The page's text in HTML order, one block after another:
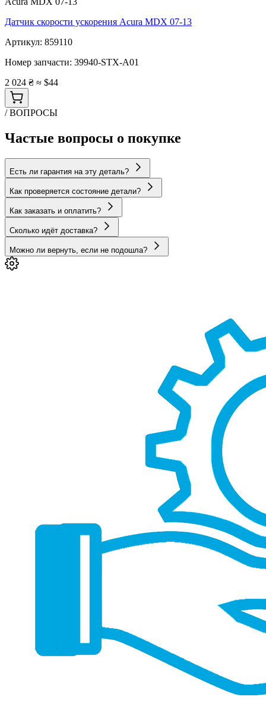
Датчик скорости ускорения Acura MDX 07-13
Артикул: 859110
Номер запчасти: 39940-STX-A01
2 024 ₴ ≈ $44
/ ВОПРОСЫ
Частые вопросы о покупке
Есть ли гарантия на эту деталь?
Как проверяется состояние детали?
Как заказать и оплатить?
Сколько идёт доставка?
Можно ли вернуть, если не подошла?